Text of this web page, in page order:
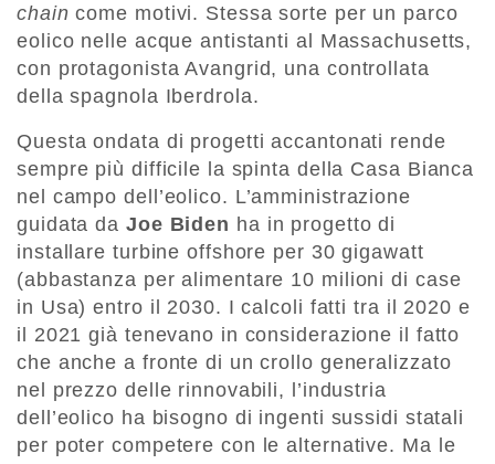
chain come motivi. Stessa sorte per un parco
eolico nelle acque antistanti al Massachusetts,
con protagonista Avangrid, una controllata
della spagnola Iberdrola.
Questa ondata di progetti accantonati rende
sempre più difficile la spinta della Casa Bianca
nel campo dell’eolico. L’amministrazione
guidata da Joe Biden ha in progetto di
installare turbine offshore per 30 gigawatt
(abbastanza per alimentare 10 milioni di case
in Usa) entro il 2030. I calcoli fatti tra il 2020 e
il 2021 già tenevano in considerazione il fatto
che anche a fronte di un crollo generalizzato
nel prezzo delle rinnovabili, l’industria
dell’eolico ha bisogno di ingenti sussidi statali
per poter competere con le alternative. Ma le